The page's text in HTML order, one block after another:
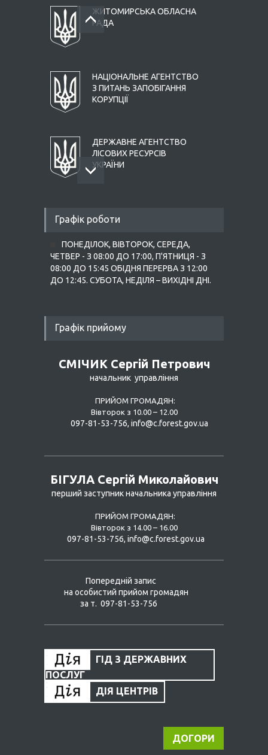
ЖИТОМИРСЬКА ОБЛАСНА
РАДА
НАЦІОНАЛЬНЕ АГЕНТСТВО
З ПИТАНЬ ЗАПОБІГАННЯ
КОРУПЦІЇ
ДЕРЖАВНЕ АГЕНТСТВО
ЛІСОВИХ РЕСУРСІВ
УКРАЇНИ
ДЕРЖАВНА
Графік роботи
ПОНЕДІЛОК, ВІВТОРОК, СЕРЕДА,
ЧЕТВЕР - З 08:00 ДО 17:00, П'ЯТНИЦЯ - З
08:00 ДО 15:45 ОБІДНЯ ПЕРЕРВА З 12:00
ДО 12:45. СУБОТА, НЕДІЛЯ – ВИХІДНІ ДНІ.
Графік прийому
СМІЧИК Сергій Петрович
начальник управління
ПРИЙОМ ГРОМАДЯН:
Вівторок з 10.00 – 12.00
097-81-53-756, info@c.forest.gov.ua
БІГУЛА Сергій Миколайович
перший заступник начальника управління
ПРИЙОМ ГРОМАДЯН:
Вівторок з 14.00 – 16.00
097-81-53-756, info@c.forest.gov.ua
Попередній запис
на особистий прийом громадян
за т. 097-81-53-756
ГІД З ДЕРЖАВНИХ
ПОСЛУГ
ДІЯ ЦЕНТРІВ
ДОГОРИ